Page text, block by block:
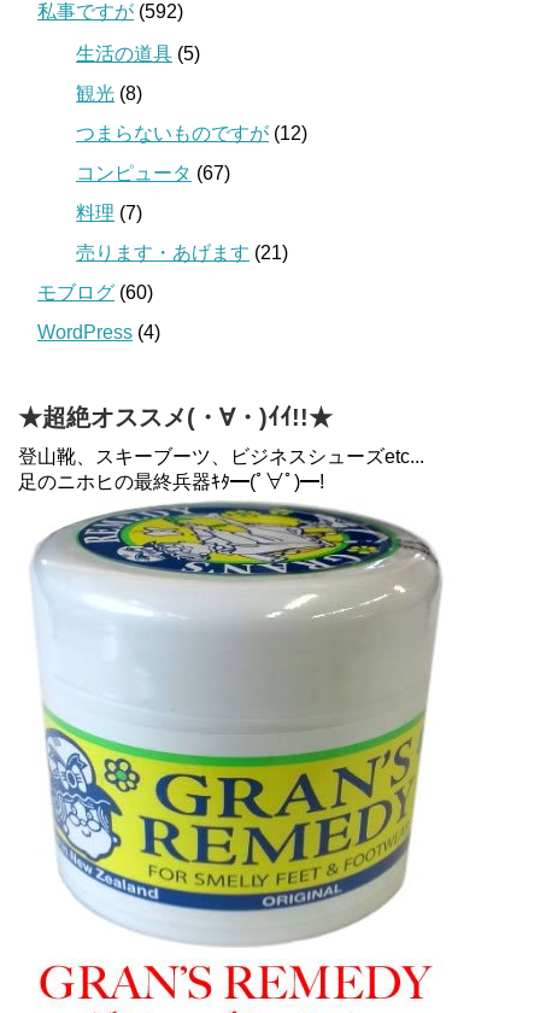
私事ですが (592)
生活の道具 (5)
観光 (8)
つまらないものですが (12)
コンピュータ (67)
料理 (7)
売ります・あげます (21)
モブログ (60)
WordPress (4)
★超絶オススメ(・∀・)ｲｲ!!★
登山靴、スキーブーツ、ビジネスシューズetc...
足のニホヒの最終兵器ｷﾀ━(ﾟ∀ﾟ)━!